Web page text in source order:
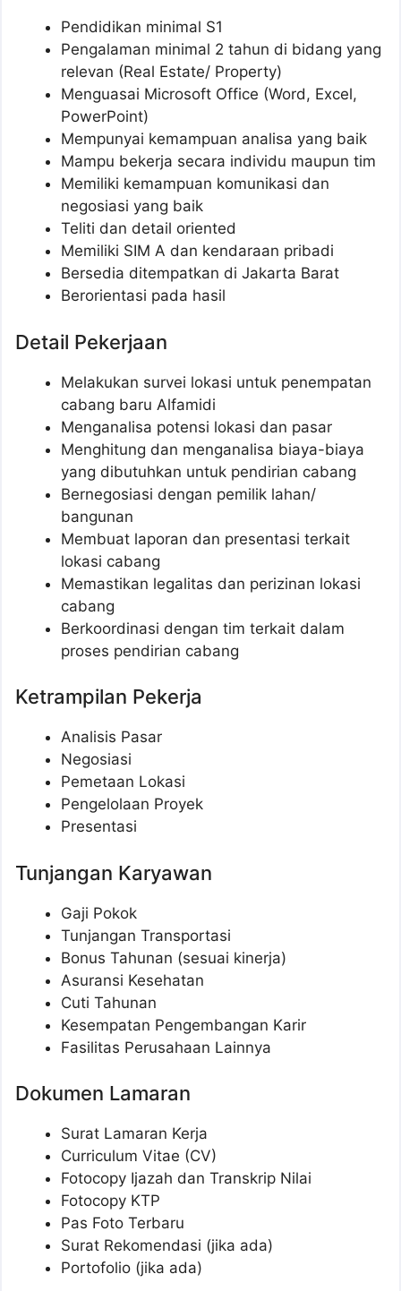
Pendidikan minimal S1
Pengalaman minimal 2 tahun di bidang yang
relevan (Real Estate/ Property)
Menguasai Microsoft Office (Word, Excel,
PowerPoint)
Mempunyai kemampuan analisa yang baik
Mampu bekerja secara individu maupun tim
Memiliki kemampuan komunikasi dan
negosiasi yang baik
Teliti dan detail oriented
Memiliki SIM A dan kendaraan pribadi
Bersedia ditempatkan di Jakarta Barat
Berorientasi pada hasil
Detail Pekerjaan
Melakukan survei lokasi untuk penempatan
cabang baru Alfamidi
Menganalisa potensi lokasi dan pasar
Menghitung dan menganalisa biaya-biaya
yang dibutuhkan untuk pendirian cabang
Bernegosiasi dengan pemilik lahan/
bangunan
Membuat laporan dan presentasi terkait
lokasi cabang
Memastikan legalitas dan perizinan lokasi
cabang
Berkoordinasi dengan tim terkait dalam
proses pendirian cabang
Ketrampilan Pekerja
Analisis Pasar
Negosiasi
Pemetaan Lokasi
Pengelolaan Proyek
Presentasi
Tunjangan Karyawan
Gaji Pokok
Tunjangan Transportasi
Bonus Tahunan (sesuai kinerja)
Asuransi Kesehatan
Cuti Tahunan
Kesempatan Pengembangan Karir
Fasilitas Perusahaan Lainnya
Dokumen Lamaran
Surat Lamaran Kerja
Curriculum Vitae (CV)
Fotocopy Ijazah dan Transkrip Nilai
Fotocopy KTP
Pas Foto Terbaru
Surat Rekomendasi (jika ada)
Portofolio (jika ada)